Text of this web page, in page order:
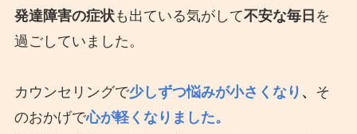
発達障害の症状も出ている気がして不安な毎日 を
過ごしていました。
カウンセリングで少しずつ悩みが小さくなり 、 そ
のおかげで心が軽くなりました。